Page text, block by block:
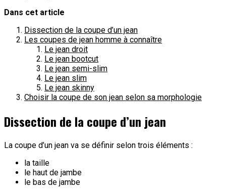
Dans cet article
Dissection de la coupe d’un jean
Les coupes de jean homme à connaître
Le jean droit
Le jean bootcut
Le jean semi-slim
Le jean slim
Le jean skinny
Choisir la coupe de son jean selon sa morphologie
Dissection de la coupe d’un jean
La coupe d’un jean va se définir selon trois éléments :
la taille
le haut de jambe
le bas de jambe